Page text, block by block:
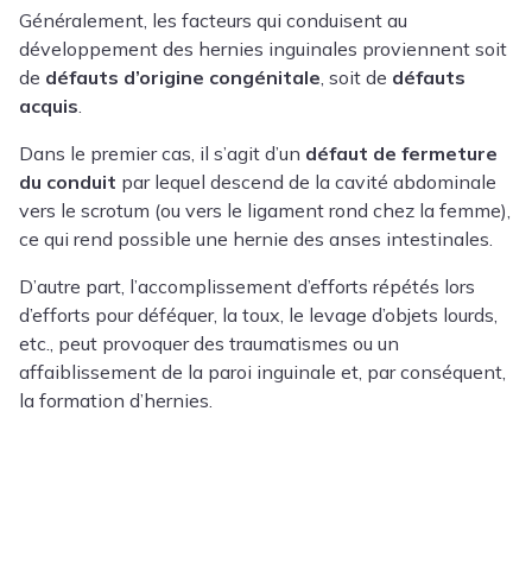
Généralement, les facteurs qui conduisent au
développement des hernies inguinales proviennent soit
de défauts d’origine congénitale, soit de défauts
acquis.
Dans le premier cas, il s’agit d’un défaut de fermeture
du conduit par lequel descend de la cavité abdominale
vers le scrotum (ou vers le ligament rond chez la femme),
ce qui rend possible une hernie des anses intestinales.
D’autre part, l’accomplissement d’efforts répétés lors
d’efforts pour déféquer, la toux, le levage d’objets lourds,
etc., peut provoquer des traumatismes ou un
affaiblissement de la paroi inguinale et, par conséquent,
la formation d’hernies.